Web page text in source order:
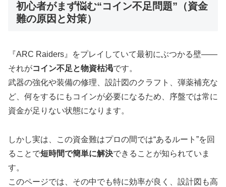
初心者がまず悩む“コイン不足問題”（資金
難の原因と対策）
『ARC Raiders』をプレイしていて最初にぶつかる壁――
それがコイン不足と物資枯渇です。
武器の強化や装備の修理、設計図のクラフト、弾薬補充な
ど、何をするにもコインが必要になるため、序盤では常に
資金が足りない状態になります。
しかし実は、この資金難はプロの間では“あるルート”を回
ることで短時間で簡単に解決できることが知られていま
す。
このページでは、その中でも特に効率が良く、設計図も高